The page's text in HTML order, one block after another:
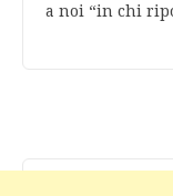
a noi “in chi